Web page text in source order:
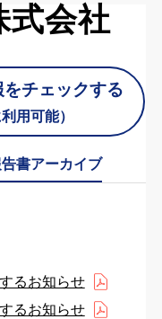
式会社
チェックする
用可能）
書アーカイブ
るお知らせ
るお知らせ